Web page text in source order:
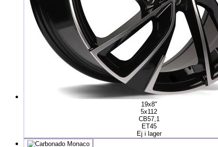
19x8"
5x112
CB57,1
ET45
Ej i lager